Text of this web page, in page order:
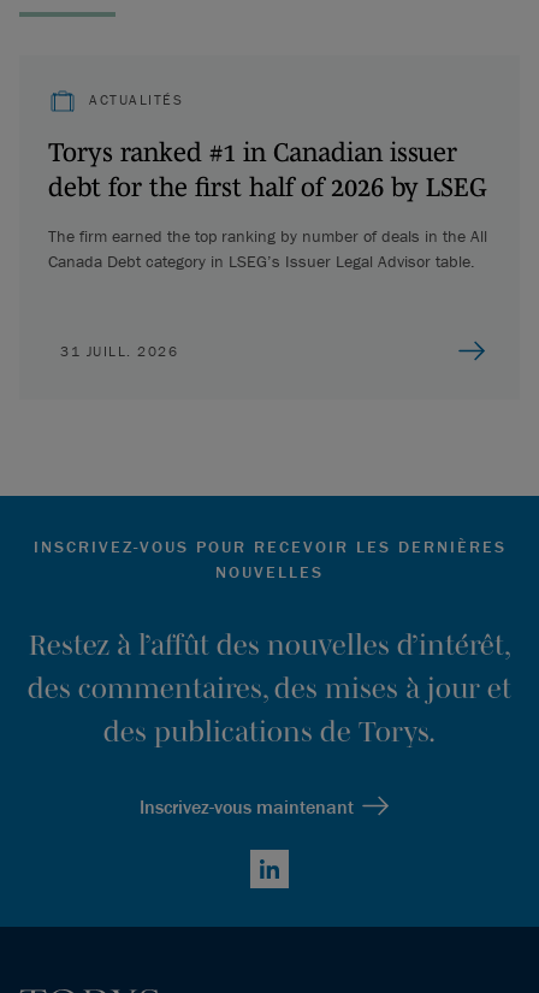
ACTUALITÉS
Torys ranked #1 in Canadian issuer
debt for the first half of 2026 by LSEG
The firm earned the top ranking by number of deals in the All
Canada Debt category in LSEG’s Issuer Legal Advisor table.
31 JUILL. 2026
INSCRIVEZ-VOUS POUR RECEVOIR LES DERNIÈRES
NOUVELLES
Restez à l’affût des nouvelles d’intérêt,
des commentaires, des mises à jour et
des publications de Torys.
Inscrivez-vous maintenant
LinkedIn